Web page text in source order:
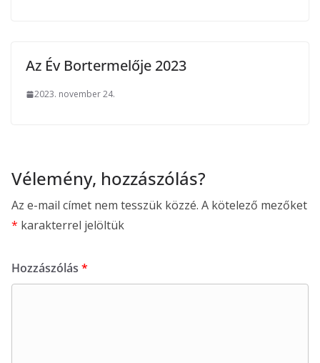
Az Év Bortermelője 2023
2023. november 24.
Vélemény, hozzászólás?
Az e-mail címet nem tesszük közzé. A kötelező mezőket
* karakterrel jelöltük
Hozzászólás *